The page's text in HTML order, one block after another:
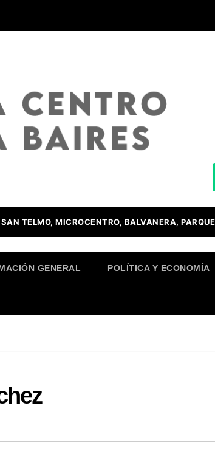
TELMO, MICROCENTRO, BALVANERA,
GENERAL POLÍTICA Y ECONOMÍA